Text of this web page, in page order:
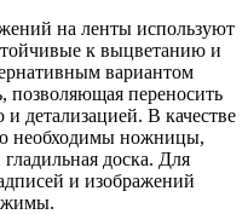
на ленты используют
к выцветанию и
вариантом
позволяющая переносить
детализацией. В качестве
необходимы ножницы,
доска. Для
и изображений